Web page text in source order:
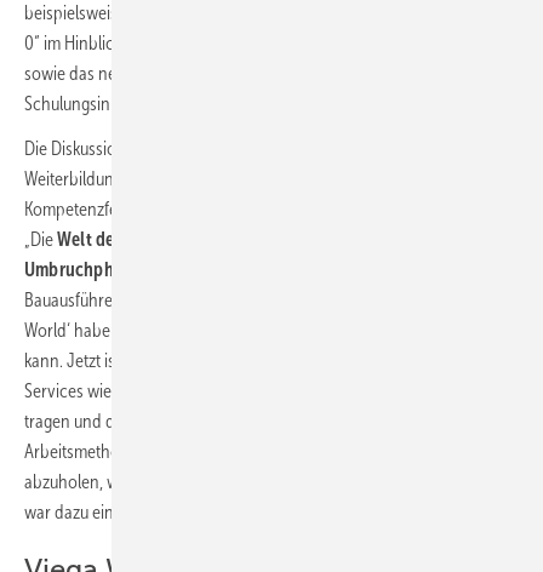
beispielsweise neben dem wirtschaftlichen Effekt der „Planungsphase
0“ im Hinblick auf serielles Bauen die Segment- und Trassenkonzepte
sowie das neuartige Seminarkonzept, in dem die „Viega World“ selbst
Schulungsinhalt ist.
Die Diskussion bestätigte damit die Richtigkeit des Konzeptes, das
Weiterbildungszentrum selbst zu einem Ort für die Zukunft des
Kompetenzfeldes „Digitales Bauen“ zu machen, so Dieter Hellekes:
„DieWelt des Bauens befindet sich in einer fundamentalen
Umbruchphase,
Bauausführende gleichermaßen mitnehmen müssen. Mit der ,Viega
World‘ haben wir den Beweis angetreten, dass und wie das gehen
kann. Jetzt ist es an uns allen, beispielsweise über Schulungen und
Services wie Viega Building Intelligence dieses Wissen in die Breite zu
tragen und die Projektbeteiligten zur Integralen Planung mit der
Arbeitsmethodik Building Information Modeling individuell da
abzuholen, wo sie aktuell stehen. Das Expertenforum Energie.Digital
war dazu ein ausgesprochen erfolgreicher Auftakt.“